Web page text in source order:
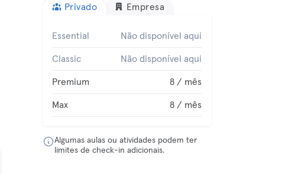
Privado Empresa
Essential Não disponível aqui
Classic Não disponível aqui
Premium 8 / mês
Max 8 / mês
Algumas aulas ou atividades podem ter
limites de check-in adicionais.